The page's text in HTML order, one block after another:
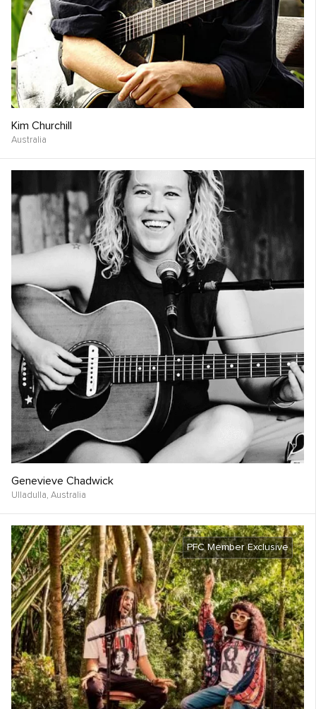
Kim Churchill
Australia
Genevieve Chadwick
Ulladulla, Australia
PFC Member Exclusive